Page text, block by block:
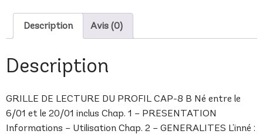
Description Avis (0)
Description
GRILLE DE LECTURE DU PROFIL CAP-8 B Né entre le
6/01 et le 20/01 inclus Chap. 1 – PRESENTATION
Informations – Utilisation Chap. 2 – GENERALITES L’inné :